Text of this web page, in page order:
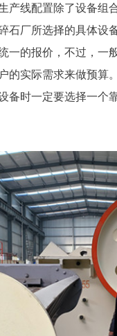
产线配置除了设备组
石厂所选择的具体设
一的报价，不过，一
的实际需求来做预算
备时一定要选择一个